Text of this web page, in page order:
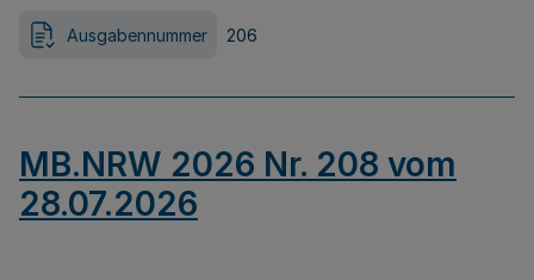
Ausgabennummer 206
MB.NRW 2026 Nr. 208 vom
28.07.2026